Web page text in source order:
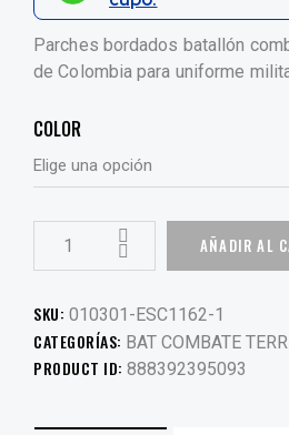
Parches bordados batallón
de Colombia para uniforme
COLOR
AÑADIR AL
SKU: 010301-ESC1162-1
CATEGORÍAS: BAT COMBATE TERR
PRODUCT ID: 888392395093